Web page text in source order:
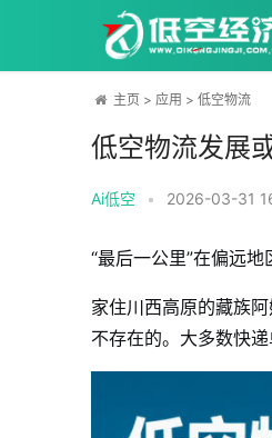
主页 > 应用 > 低空物流
低空物流发展
Ai低空 • 2026-03-31
“最后一公里”在偏远
家住川西高原的藏族
不存在的。大多数快